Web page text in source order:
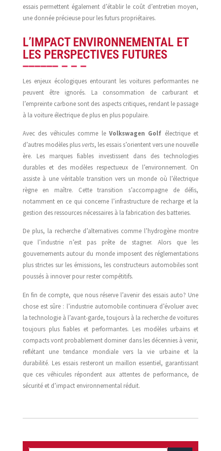
essais permettent également d’établir le coût d’entretien moyen,
une donnée précieuse pour les futurs propriétaires.
L’IMPACT ENVIRONNEMENTAL ET
LES PERSPECTIVES FUTURES
Les enjeux écologiques entourant les voitures performantes ne
peuvent être ignorés. La consommation de carburant et
l’empreinte carbone sont des aspects critiques, rendant le passage
à la voiture électrique de plus en plus populaire.
Avec des véhicules comme le Volkswagen Golf électrique et
d’autres modèles plusverts, les essais s’orientent vers une nouvelle
ère. Les marques fiables investissent dans des technologies
durables et des modèles respectueux de l’environnement. On
assiste à une véritable transition vers un monde où l’électrique
règne en maître. Cette transition s’accompagne de défis,
notamment en ce qui concerne l’infrastructure de recharge et la
gestion des ressources nécessaires à la fabrication des batteries.
De plus, la recherche d’alternatives comme l’hydrogène montre
que l’industrie n’est pas prête de stagner. Alors que les
gouvernements autour du monde imposent des réglementations
plus strictes sur les émissions, les constructeurs automobiles sont
poussés à innover pour rester compétitifs.
En fin de compte, que nous réserve l’avenir des essais auto? Une
chose est sûre : l’industrie automobile continuera d’évoluer avec
la technologie à l’avant-garde, toujours à la recherche de voitures
toujours plus fiables et performantes. Les modèles urbains et
compacts vont probablement dominer dans les décennies à venir,
reflétant une tendance mondiale vers la vie urbaine et la
durabilité. Les essais resteront un maillon essentiel, garantissant
que ces véhicules répondent aux attentes de performance, de
sécurité et d’impact environnemental réduit.